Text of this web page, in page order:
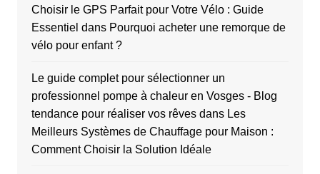
Choisir le GPS Parfait pour Votre Vélo : Guide
Essentiel dans Pourquoi acheter une remorque de
vélo pour enfant ?
Le guide complet pour sélectionner un
professionnel pompe à chaleur en Vosges - Blog
tendance pour réaliser vos rêvesdans Les
Meilleurs Systèmes de Chauffage pour Maison :
Comment Choisir la Solution Idéale